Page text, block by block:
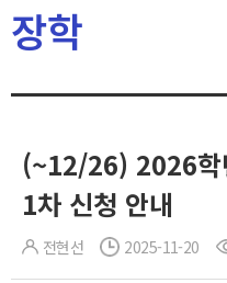
장학
(~12/26) 2026학
1차 신청 안내
전현선 2025-11-20